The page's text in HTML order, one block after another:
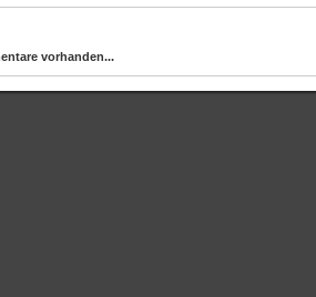
vorhanden...